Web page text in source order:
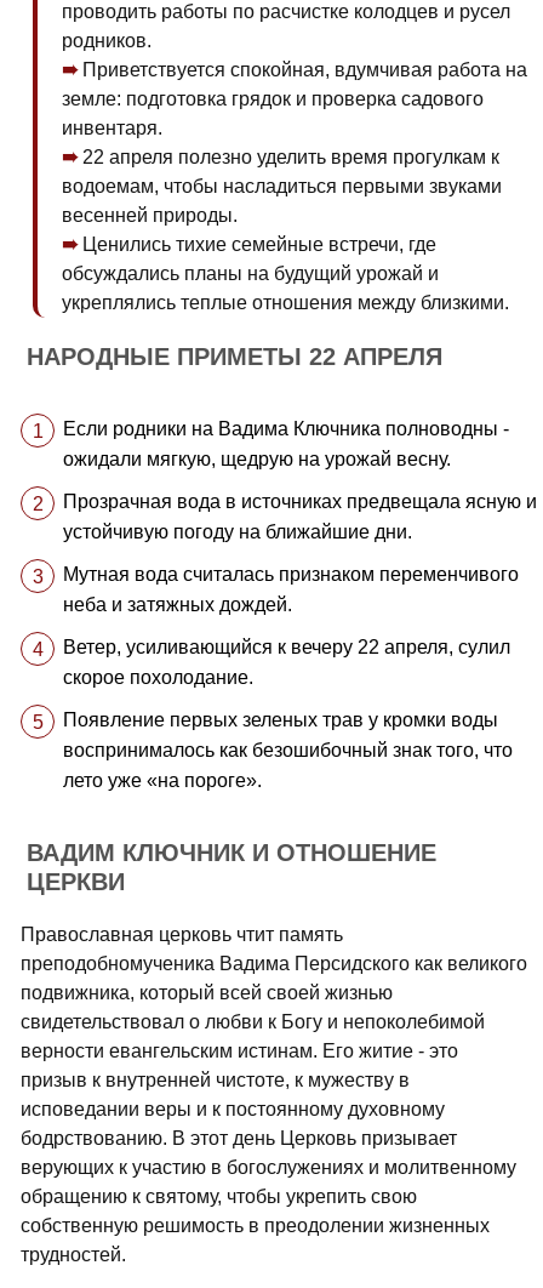
проводить работы по расчистке колодцев и русел
родников.
Приветствуется спокойная, вдумчивая работа на
земле: подготовка грядок и проверка садового
инвентаря.
22 апреля полезно уделить время прогулкам к
водоемам, чтобы насладиться первыми звуками
весенней природы.
Ценились тихие семейные встречи, где
обсуждались планы на будущий урожай и
укреплялись теплые отношения между близкими.
НАРОДНЫЕ ПРИМЕТЫ 22 АПРЕЛЯ
Если родники на Вадима Ключника полноводны -
ожидали мягкую, щедрую на урожай весну.
Прозрачная вода в источниках предвещала ясную и
устойчивую погоду на ближайшие дни.
Мутная вода считалась признаком переменчивого
неба и затяжных дождей.
Ветер, усиливающийся к вечеру 22 апреля, сулил
скорое похолодание.
Появление первых зеленых трав у кромки воды
воспринималось как безошибочный знак того, что
лето уже «на пороге».
ВАДИМ КЛЮЧНИК И ОТНОШЕНИЕ
ЦЕРКВИ
Православная церковь чтит память
преподобномученика Вадима Персидского как великого
подвижника, который всей своей жизнью
свидетельствовал о любви к Богу и непоколебимой
верности евангельским истинам. Его житие - это
призыв к внутренней чистоте, к мужеству в
исповедании веры и к постоянному духовному
бодрствованию. В этот день Церковь призывает
верующих к участию в богослужениях и молитвенному
обращению к святому, чтобы укрепить свою
собственную решимость в преодолении жизненных
трудностей.